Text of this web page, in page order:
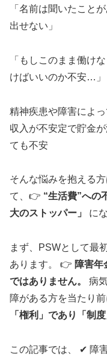
「名前は聞いたこと
出せない」
「もしこのまま働け
けばいいのか不安…」
精神疾患や障害によ
収入が不安定で貯金
ても不安
そんな悩みを抱える
て、👉 “生活費”への
大のストッパー」
に
まず、PSWとして最
あります。 👉 障害年
ではありません。
病
障がある方を当たり
「権利」であり「制度
この記事では、 ✔ 障